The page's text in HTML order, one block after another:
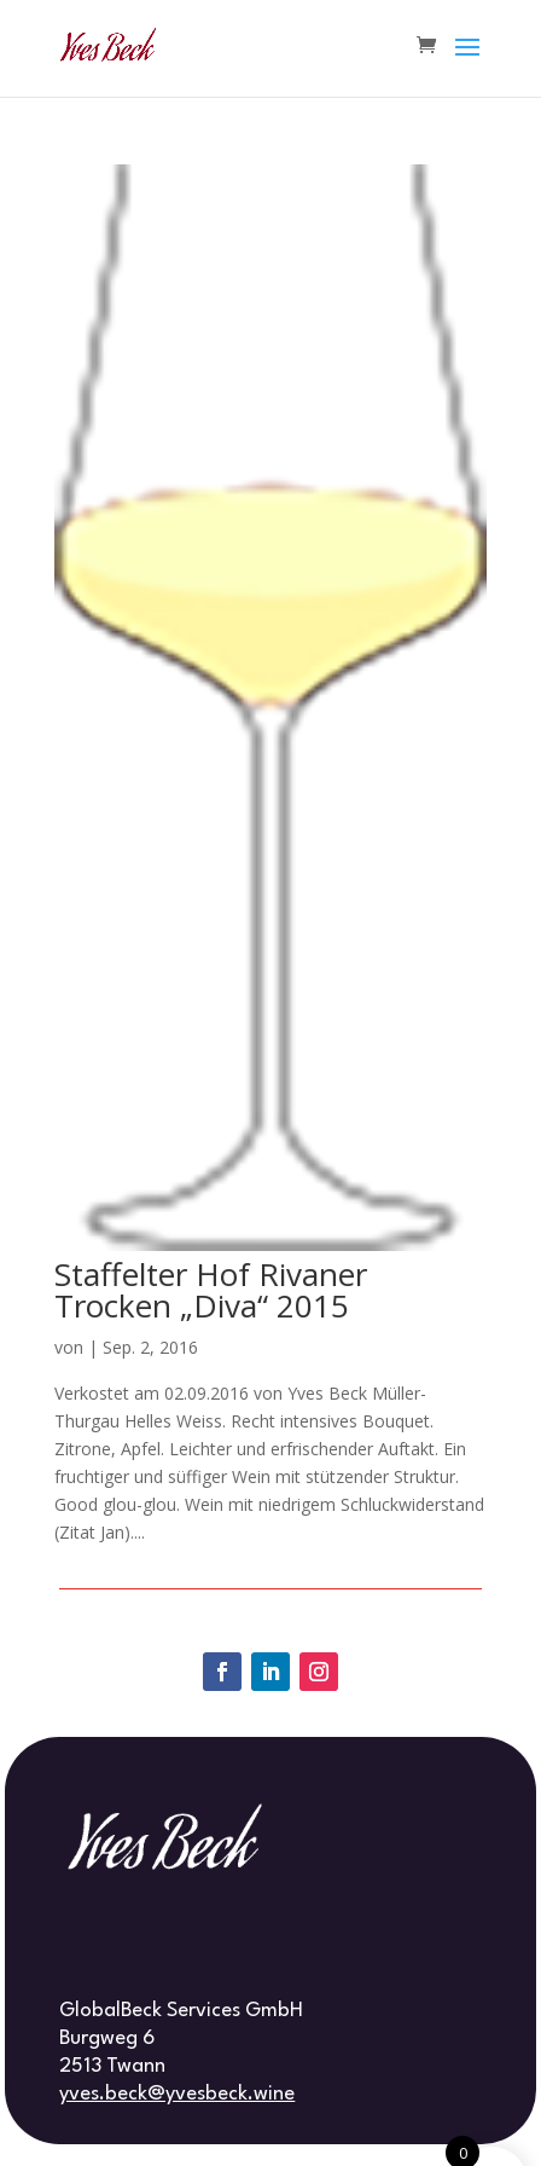
Staffelter Hof Rivaner
Trocken „Diva“ 2015
von | Sep. 2, 2016
Verkostet am 02.09.2016 von Yves Beck Müller-
Thurgau Helles Weiss. Recht intensives Bouquet.
Zitrone, Apfel. Leichter und erfrischender Auftakt. Ein
fruchtiger und süffiger Wein mit stützender Struktur.
Good glou-glou. Wein mit niedrigem Schluckwiderstand
(Zitat Jan)....
GlobalBeck Services GmbH
Burgweg 6
2513 Twann
yves.beck@yvesbeck.wine
0